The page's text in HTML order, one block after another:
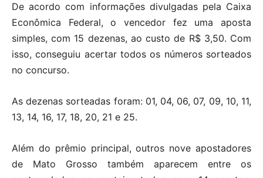
De acordo com informações divulgadas pela Caixa
Econômica Federal, o vencedor fez uma aposta
simples, com 15 dezenas, ao custo de R$ 3,50. Com
isso, conseguiu acertar todos os números sorteados
no concurso.
As dezenas sorteadas foram: 01, 04, 06, 07, 09, 10, 11,
13, 14, 16, 17, 18, 20, 21 e 25.
Além do prêmio principal, outros nove apostadores
de Mato Grosso também aparecem entre os